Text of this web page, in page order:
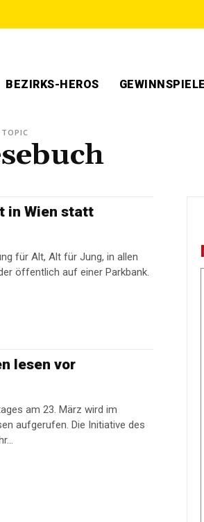
BEZIRKS-HEROS GEWINNSPIELE
TOPIC
in Wien statt
für Alt, Alt für Jung, in allen
öffentlich auf einer Parkbank.
lesen vor
am 23. März wird im
aufgerufen. Die Initiative des